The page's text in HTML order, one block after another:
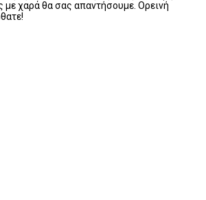
με χαρά θα σας απαντήσουμε. Ορεινή